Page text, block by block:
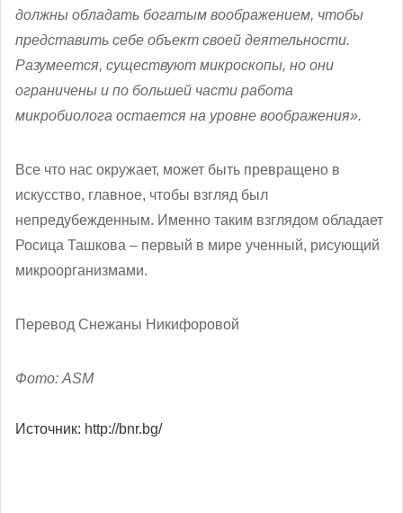
должны обладать богатым воображением, чтобы
представить себе объект своей деятельности.
Разумеется, существуют микроскопы, но они
ограничены и по большей части работа
микробиолога остается на уровне воображения».
Все что нас окружает, может быть превращено в
искусство, главное, чтобы взгляд был
непредубежденным. Именно таким взглядом обладает
Росица Ташкова – первый в мире ученный, рисующий
микроорганизмами.
Перевод Снежаны Никифоровой
Фото: ASM
Источник: http://bnr.bg/